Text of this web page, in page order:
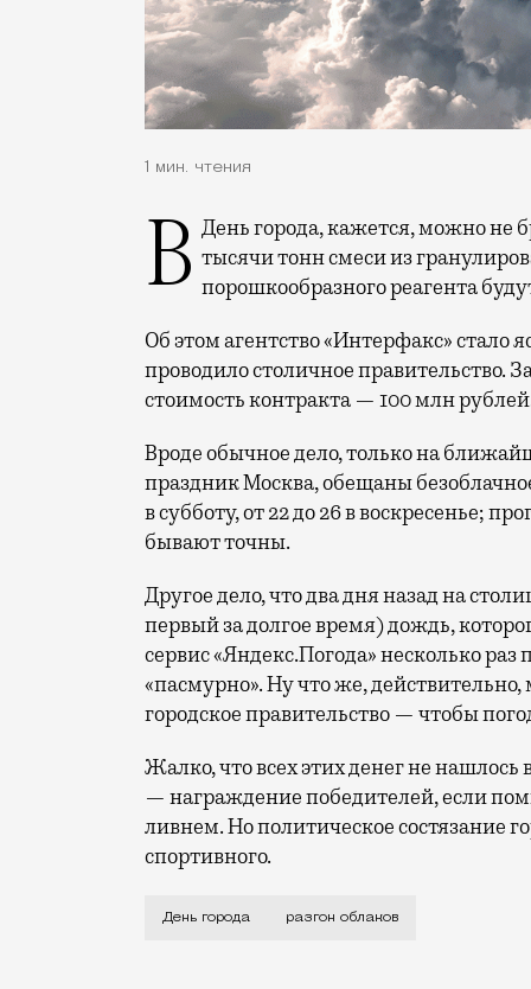
1 мин. чтения
В День города, кажется, можно не брать с собой зонт. Двенадцать самолетов, тысячи тонн смеси из
порошкообразного реагента
Об этом агентство «Интерфакс» стало
проводило столичное правительство.
стоимость контракта — 100 млн
Вроде обычное дело, только на
праздник Москва, обещаны
в субботу, от 22 до 26 в воскресенье;
бывают точны.
Другое дело, что два дня назад на
первый за долгое время) дождь,
сервис «Яндекс.Погода» несколько
«пасмурно». Ну что же,
городское правительство — чтобы
Жалко, что всех этих денег не
— награждение победителей, если
ливнем. Но политическое состязание
спортивного.
В День города, кажется, можно не
День города разгон облаков